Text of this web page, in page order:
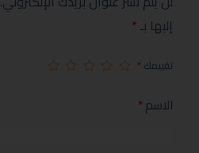
إليها بـ*
تقييمك *
الاسم*